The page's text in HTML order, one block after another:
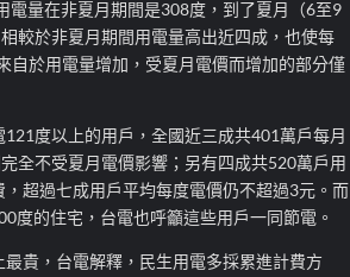
電量在非夏月期間是308度，到了夏月（6至9
較於非夏月期間用電量高出近四成，也使每
自於用電量增加，受夏月電價而增加的部分僅
度以上的用戶，全國近三成共401萬戶每月
全不受夏月電價影響；另有四成共520萬戶用
超過七成用戶平均每度電價仍不超過3元。而
度的住宅，台電也呼籲這些用戶一同節電。
貴，台電解釋，民生用電多採累進計費方